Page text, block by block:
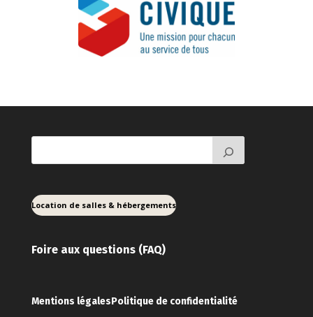
Location de salles & hébergements
Foire aux questions (FAQ)
Mentions légalesPolitique de confidentialité